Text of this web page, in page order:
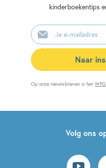
kinderboekentips
E-
mailadres
Naar
Op onze nieuwsbrieven is het
Volg ons